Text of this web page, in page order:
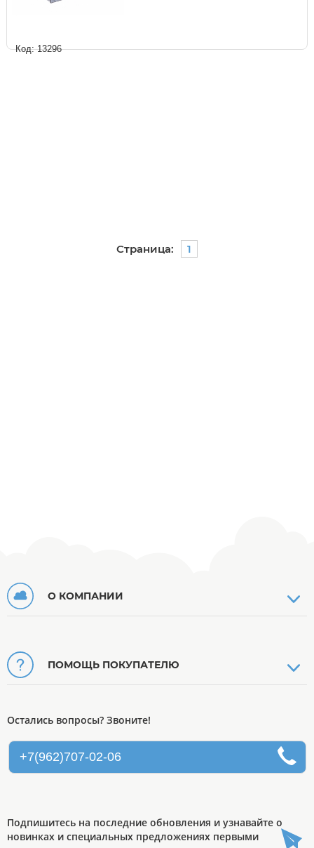
Код: 13296
Страница: 1
О КОМПАНИИ
ПОМОЩЬ ПОКУПАТЕЛЮ
Остались вопросы? Звоните!
+7(962)707-02-06
Подпишитесь на последние обновления и узнавайте о
новинках и специальных предложениях первыми